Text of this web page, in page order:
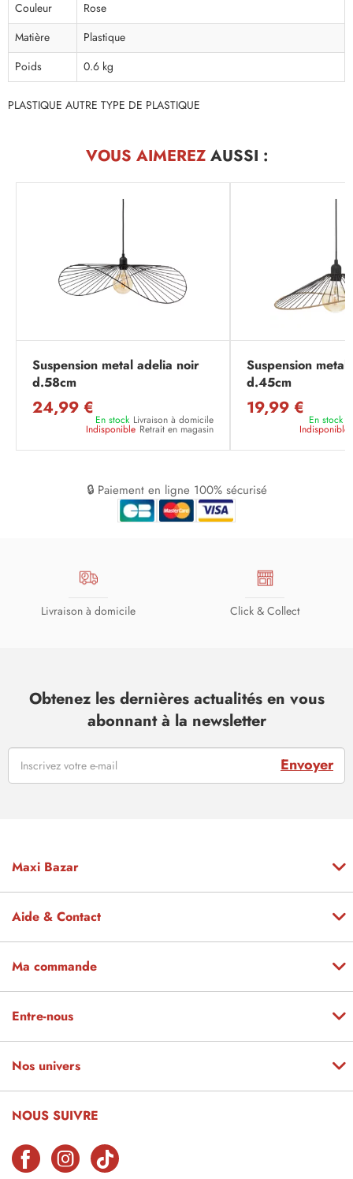
Couleur
Rose
Matière
Plastique
Poids
0.6 kg
PLASTIQUE AUTRE TYPE DE PLASTIQUE
VOUS AIMEREZAUSSI :
Suspension metal adelia noir
d.58cm
24,99 €
En stock Livraison à domicile
Indisponible Retrait en magasin
Suspension
d.45cm
19,99 €
En stock
Indisponible
🔒 Paiement en ligne 100% sécurisé
Livraison à domicile Click & Collect
Obtenez les dernières actualités en vous
abonnant à la newsletter
Envoyer
Maxi Bazar
Aide & Contact
Ma commande
Entre-nous
Nos univers
NOUS SUIVRE